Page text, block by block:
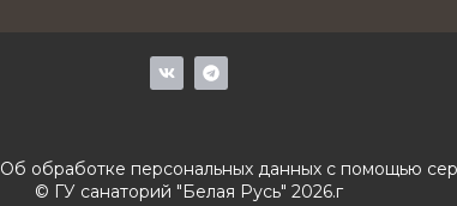
V
k
T
e
l
a
m
Об обработке персональных данных с помощью
© ГУ санаторий "Белая Русь" 2026.г